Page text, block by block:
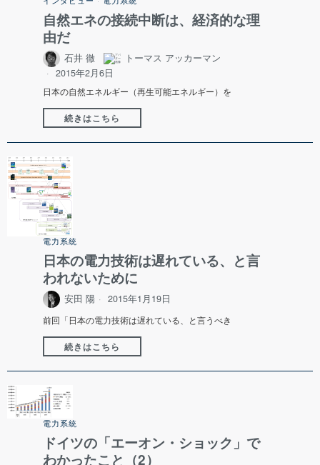
自然エネの接続中断は、経済的な理
由だ
石井 徹
トーマス アッカーマン
2015年2月6日
日本の自然エネルギー（再生可能エネルギー）を
続きはこちら
電力系統
日本の電力技術は遅れている、と言
われないために
安田 陽 2015年1月19日
前回「日本の電力技術は遅れている、と言うべき
続きはこちら
電力系統
ドイツの「エーオン・ショック」で
わかったこと（2）